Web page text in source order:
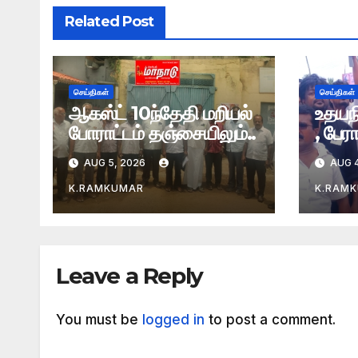
Related Post
செய்திகள்
ஆகஸ்ட் 10ந்தேதி மறியல்
போராட்டம் தஞ்சையிலும்..
AUG 5, 2026
K.RAMKUMAR
செய்திகள்
,
AUG
Leave a Reply
You must be logged in to post a comment.